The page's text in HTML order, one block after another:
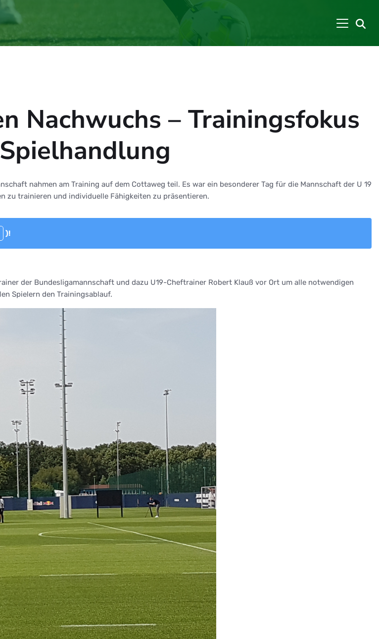
Nachwuchs – Trainingsfokus
nahmen am Training auf dem Cottaweg teil. Es war ein besonderer Tag für die Mannschaft der U 19
zu trainieren und individuelle Fähigkeiten zu präsentieren.
)!
der Bundesligamannschaft und dazu U19-Cheftrainer Robert Klauß vor Ort um alle notwendigen
Spielern den Trainingsablauf.